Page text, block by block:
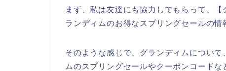
まず、私は友達にも協力してもらって、
ランディムのお得なスプリングセールの情
そのような感じで、グランディムについ
ムのスプリングセールやクーポンコード